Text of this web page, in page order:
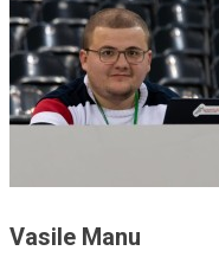
Vasile Manu